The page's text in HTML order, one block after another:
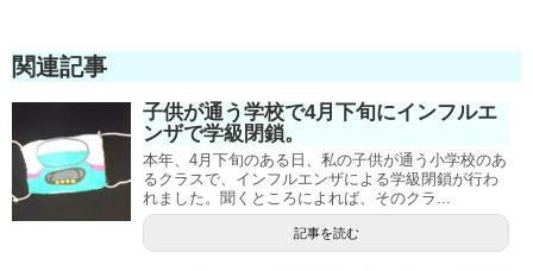
関連記事
子供が通う学校で4月下旬にインフルエ
ンザで学級閉鎖。
本年、4月下旬のある日、私の子供が通う小学校のあ
るクラスで、インフルエンザによる学級閉鎖が行わ
れました。聞くところによれば、そのクラ...
記事を読む